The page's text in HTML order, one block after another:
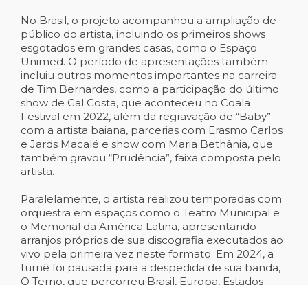
No Brasil, o projeto acompanhou a ampliação de
público do artista, incluindo os primeiros shows
esgotados em grandes casas, como o Espaço
Unimed. O período de apresentações também
incluiu outros momentos importantes na carreira
de Tim Bernardes, como a participação do último
show de Gal Costa, que aconteceu no Coala
Festival em 2022, além da regravação de “Baby”
com a artista baiana, parcerias com Erasmo Carlos
e Jards Macalé e show com Maria Bethânia, que
também gravou “Prudência”, faixa composta pelo
artista.
Paralelamente, o artista realizou temporadas com
orquestra em espaços como o Teatro Municipal e
o Memorial da América Latina, apresentando
arranjos próprios de sua discografia executados ao
vivo pela primeira vez neste formato. Em 2024, a
turnê foi pausada para a despedida de sua banda,
O Terno, que percorreu Brasil, Europa, Estados